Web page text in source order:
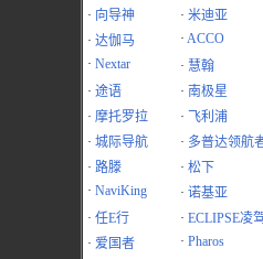
· 向导神 · 米迪亚
· 达伽马 · ACCO
· Nextar · 慧翰
· 途语 · 南极星
· 摩托罗拉 ·
飞利浦
· 城际导航 · 多普达领航
· 路滕 · 松下
· NaviKing · 诺基亚
· 任E行 · ECLIPSE凌
· 爱国者 · Pharos